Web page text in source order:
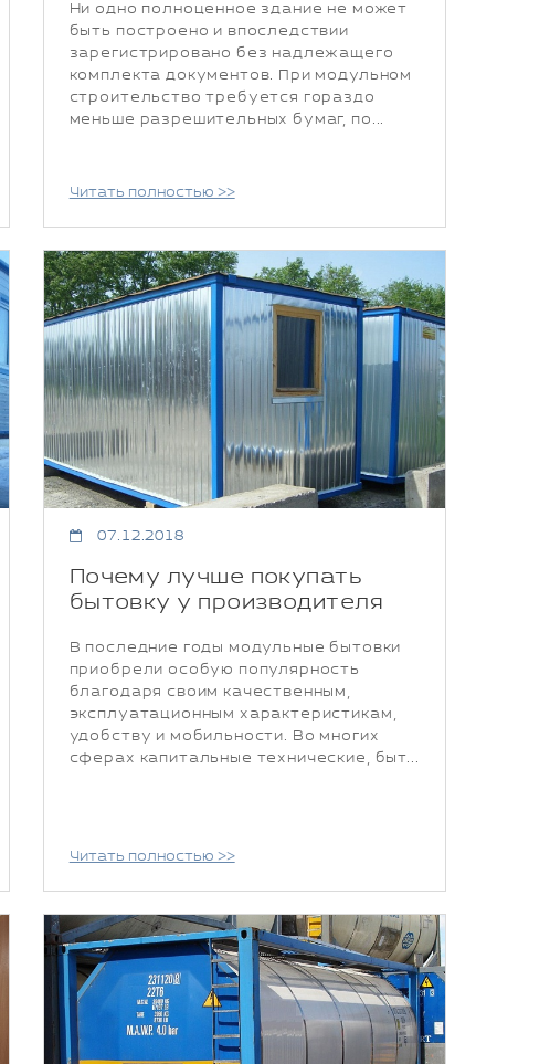
Ни одно полноценное здание не может
быть построено и впоследствии
зарегистрировано без надлежащего
комплекта документов. При модульном
строительство требуется гораздо
меньше разрешительных бумаг, по...
Читать полностью >>
07.12.2018
Почему лучше покупать
бытовку у производителя
В последние годы модульные бытовки
приобрели особую популярность
благодаря своим качественным,
эксплуатационным характеристикам,
удобству и мобильности. Во многих
сферах капитальные технические, быт...
Читать полностью >>